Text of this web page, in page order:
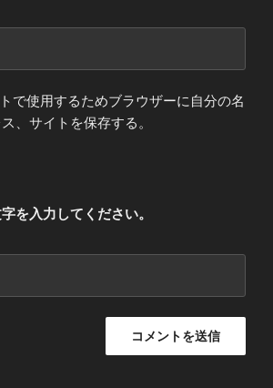
で使用するためブラウザーに自分の名
、サイトを保存する。
を入力してください。